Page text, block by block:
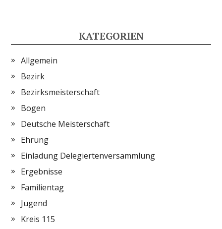
KATEGORIEN
Allgemein
Bezirk
Bezirksmeisterschaft
Bogen
Deutsche Meisterschaft
Ehrung
Einladung Delegiertenversammlung
Ergebnisse
Familientag
Jugend
Kreis 115